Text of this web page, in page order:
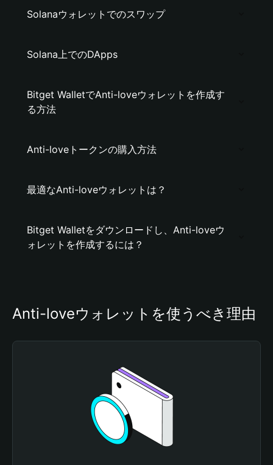
Solanaウォレットでのスワップ
Solana上でのDApps
Bitget WalletでAnti-loveウォレットを作成す
る方法
Anti-loveトークンの購入方法
最適なAnti-loveウォレットは？
Bitget Walletをダウンロードし、Anti-loveウ
ォレットを作成するには？
Anti-loveウォレットを使うべき理由